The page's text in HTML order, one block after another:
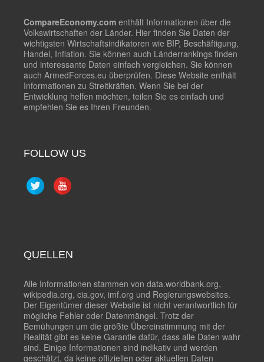
CompareEconomy.com enthält Informationen über die
Volkswirtschaften der Länder. Hier finden Sie Daten der
wichtigsten Wirtschaftsindikatoren wie BIP, Beschäftigung,
Handel, Inflation. Sie können auch Länderrankings finden
und interessante Daten einfach vergleichen. Sie können
auch ArmedForces.eu überprüfen. Diese Website enthält
Informationen zu Streitkräften. Wenn Sie bei der
Entwicklung helfen möchten, teilen Sie es einfach und
empfehlen Sie es Ihren Freunden.
FOLLOW US
QUELLEN
Alle Informationen stammen von data.worldbank.org,
wikipedia.org, cia.gov, imf.org und Regierungswebsites.
Der Eigentümer dieser Website ist nicht verantwortlich für
mögliche Fehler oder Datenmängel. Trotz der
Bemühungen um die größte Übereinstimmung mit der
Realität gibt es keine Garantie dafür, dass alle Daten wahr
sind. Einige Informationen sind indikativ und werden
geschätzt, da keine offiziellen oder aktuellen Daten